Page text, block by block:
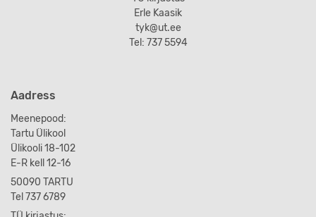
Erle Kaasik
tyk@ut.ee
Tel: 737 5594
Aadress
Meenepood:
Tartu Ülikool
Ülikooli 18-102
E-R kell 12-16
50090 TARTU
Tel 737 6789